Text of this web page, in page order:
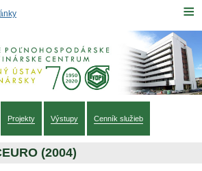
≡
Projekty Výstupy Cenník služieb
(2004)